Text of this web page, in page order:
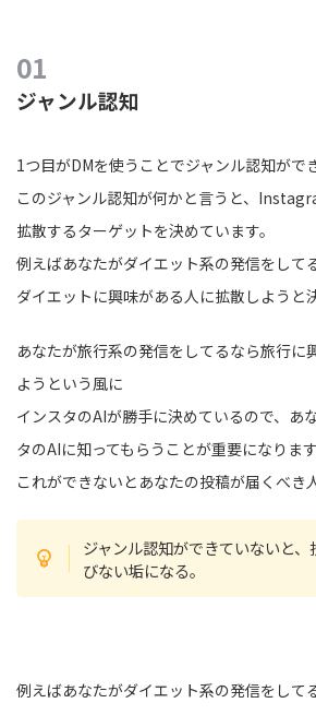
ジャンル認知
1つ目がDMを使うことでジャンル認知がで
このジャンル認知が何かと言うと、
拡散するターゲットを決めています。
例えばあなたがダイエット系の発信をして
ダイエットに興味がある人に拡散しようと
あなたが旅行系の発信をしてるなら旅行に
ようという風に
インスタのAIが勝手に決めているので、あ
タのAIに知ってもらうことが重要になります
これができないとあなたの投稿が届くべき
ジャンル認知ができていないと
びない垢になる。
例えばあなたがダイエット系の発信をして